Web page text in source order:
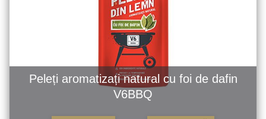
Peleți aromatizați natural cu foi de dafin
V6BBQ